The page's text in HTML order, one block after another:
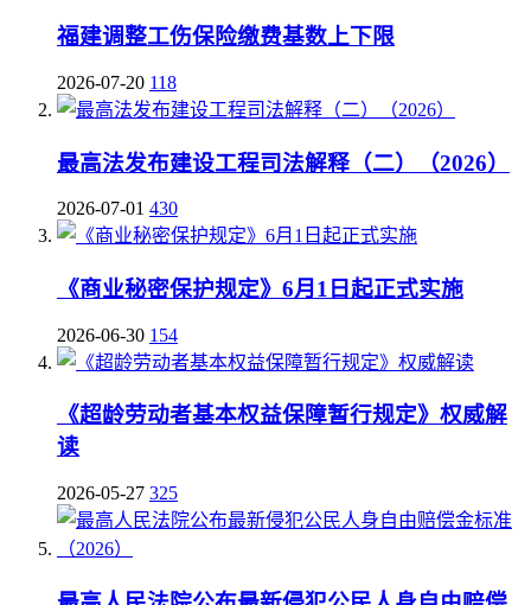
福建调整工伤保险缴费基数上下限
2026-07-20 118
最高法发布建设工程司法解释（二）（2026）
2026-07-01 430
《商业秘密保护规定》6月1日起正式实施
2026-06-30 154
《超龄劳动者基本权益保障暂行规定》权威解
读
2026-05-27 325